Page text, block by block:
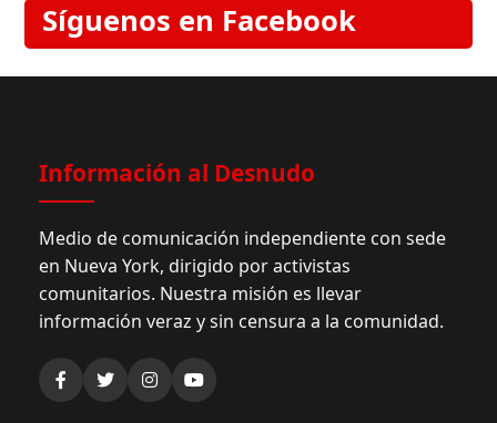
Síguenos en Facebook
Información al Desnudo
Medio de comunicación independiente con sede
en Nueva York, dirigido por activistas
comunitarios. Nuestra misión es llevar
información veraz y sin censura a la comunidad.